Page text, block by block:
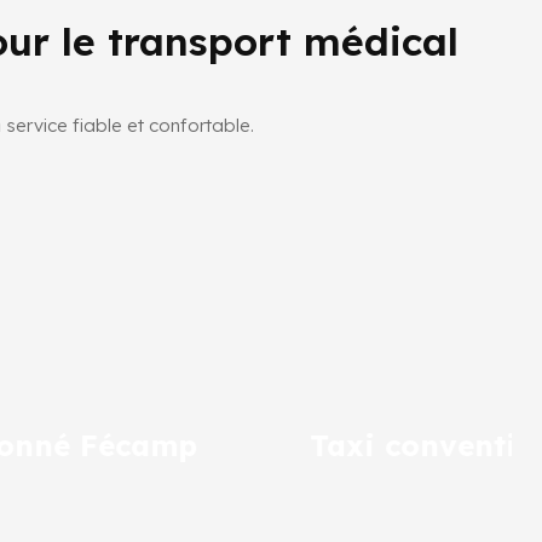
le transport médical
service fiable et confortable.